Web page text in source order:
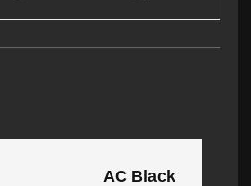
AC Black